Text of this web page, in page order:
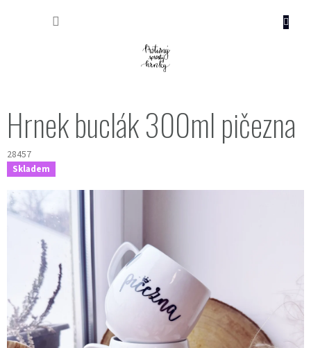
Hrnek buclák 300ml pičezna
28457
Skladem